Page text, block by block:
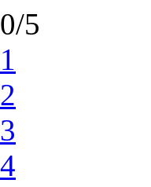
0/5
1
2
3
4